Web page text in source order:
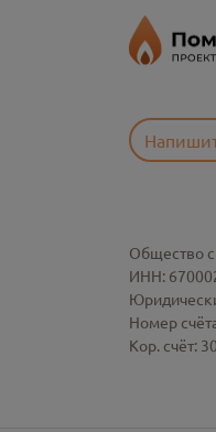
Общество
ИНН:
Номер
Кор. счёт: